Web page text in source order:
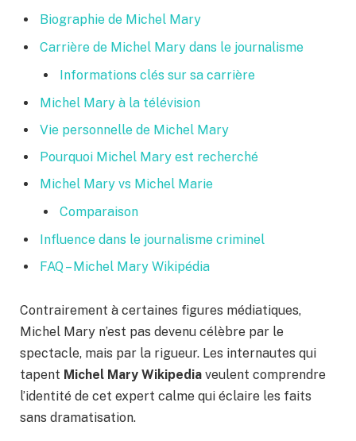
Biographie de Michel Mary
Carrière de Michel Mary dans le journalisme
Informations clés sur sa carrière
Michel Mary à la télévision
Vie personnelle de Michel Mary
Pourquoi Michel Mary est recherché
Michel Mary vs Michel Marie
Comparaison
Influence dans le journalisme criminel
FAQ – Michel Mary Wikipédia
Contrairement à certaines figures médiatiques,
Michel Mary n’est pas devenu célèbre par le
spectacle, mais par la rigueur. Les internautes qui
tapent Michel Mary Wikipedia veulent comprendre
l’identité de cet expert calme qui éclaire les faits
sans dramatisation.